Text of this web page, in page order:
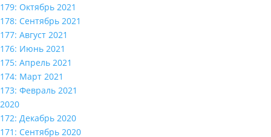
179: Октябрь 2021
178: Сентябрь 2021
177: Август 2021
176: Июнь 2021
175: Апрель 2021
174: Март 2021
173: Февраль 2021
2020
172: Декабрь 2020
171: Сентябрь 2020